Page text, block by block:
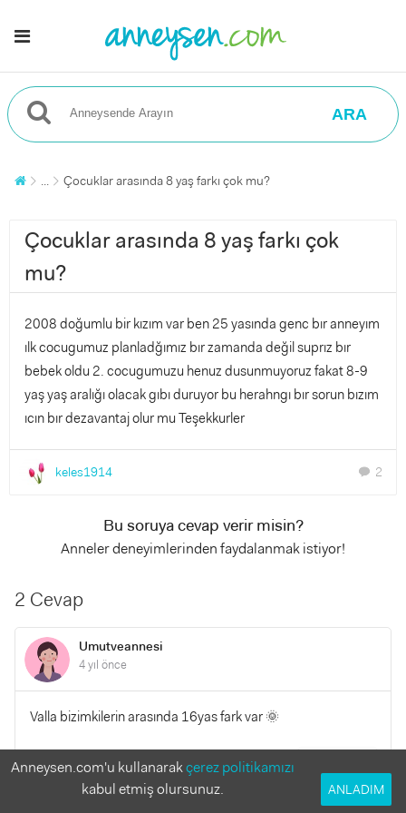
ARA
... Çocuklar arasında 8 yaş farkı çok mu?
Çocuklar arasında 8 yaş farkı çok
mu?
2008 doğumlu bir kızım var ben 25 yasında genc bır anneyım
ılk cocugumuz planladğımız bır zamanda değil suprız bır
bebek oldu 2. cocugumuzu henuz dusunmuyoruz fakat 8-9
yaş yaş aralığı olacak gıbı duruyor bu herahngı bır sorun bızım
ıcın bır dezavantaj olur mu Teşekkurler
keles1914 chat 2
Bu soruya cevap verir misin?
Anneler deneyimlerinden faydalanmak istiyor!
2 Cevap
Umutveannesi
4 yıl önce
Valla bizimkilerin arasında 16yas fark var 🌞
0 0
Anneysen.com'u kullanarakçerez politikamızı
kabul etmiş olursunuz.
ANLADIM